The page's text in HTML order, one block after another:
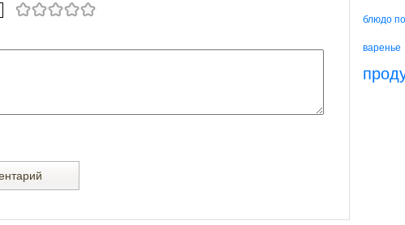
блюдо
варенье